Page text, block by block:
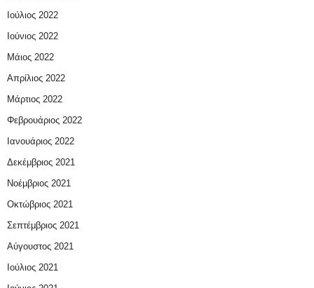
Ιούλιος 2022
Ιούνιος 2022
Μάιος 2022
Απρίλιος 2022
Μάρτιος 2022
Φεβρουάριος 2022
Ιανουάριος 2022
Δεκέμβριος 2021
Νοέμβριος 2021
Οκτώβριος 2021
Σεπτέμβριος 2021
Αύγουστος 2021
Ιούλιος 2021